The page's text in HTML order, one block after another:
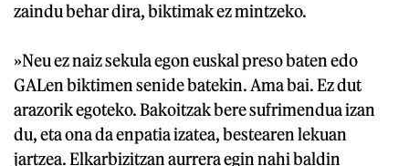
zaindu behar dira, biktimak ez mintzeko.
»Neu ez naiz sekula egon euskal preso baten edo
GALen biktimen senide batekin. Ama bai. Ez dut
arazorik egoteko. Bakoitzak bere sufrimendua izan
du, eta ona da enpatia izatea, bestearen lekuan
jartzea. Elkarbizitzan aurrera egin nahi baldin